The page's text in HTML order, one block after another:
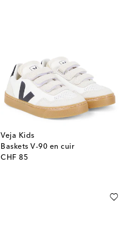
Veja Kids
Baskets V-90 en cuir
CHF 85
original price